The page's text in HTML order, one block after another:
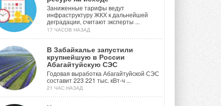
Заниженные тарифы ведут
инфраструктуру ЖКХ к дальнейшей
деградации, считают эксперты ...
17 ЧАСОВ НАЗАД
В Забайкалье запустили
крупнейшую в России
Абагайтуйскую СЭС
Годовая выработка Абагайтуйской СЭС
составит 223 221 тыс. кВт-ч ...
21 ЧАС НАЗАД